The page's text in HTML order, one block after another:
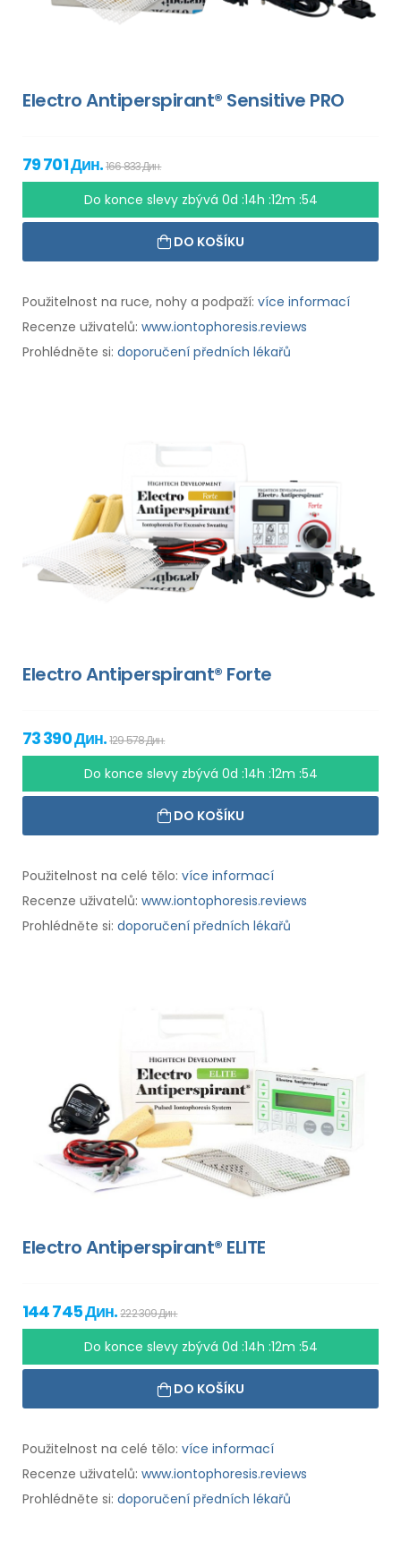
Electro Antiperspirant® Sensitive PRO
79 701 Дин.166 833 Дин.
Do konce slevy zbývá0d :14h :12m :53
DO KOŠÍKU
Použitelnost na ruce, nohy a podpaží: více informací
Recenze uživatelů: www.iontophoresis.reviews
Prohlédněte si: doporučení předních lékařů
Electro Antiperspirant® Forte
73 390 Дин.129 578 Дин.
Do konce slevy zbývá0d :14h :12m :53
DO KOŠÍKU
Použitelnost na celé tělo: více informací
Recenze uživatelů: www.iontophoresis.reviews
Prohlédněte si: doporučení předních lékařů
Electro Antiperspirant® ELITE
144 745 Дин.222 309 Дин.
Do konce slevy zbývá0d :14h :12m :53
DO KOŠÍKU
Použitelnost na celé tělo: více informací
Recenze uživatelů: www.iontophoresis.reviews
Prohlédněte si: doporučení předních lékařů